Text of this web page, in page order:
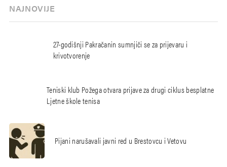
NAJNOVIJE
27-godišnji Pakračanin sumnjiči se za prijevaru i
krivotvorenje
Teniski klub Požega otvara prijave za drugi ciklus besplatne
Ljetne škole tenisa
Pijani narušavali javni red u Brestovcu i Vetovu